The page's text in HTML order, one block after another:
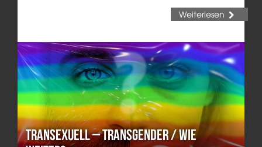
Weiterlesen
Transexuell – Transgender / Wie